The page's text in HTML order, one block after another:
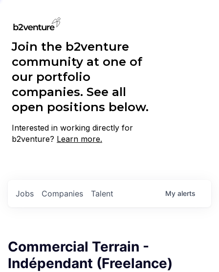
Join the b2venture
community at one of
our portfolio
companies. See all
open positions below.
Interested in working directly for
b2venture? Learn more.
Jobs Companies Talent My alerts
Commercial Terrain -
Indépendant (Freelance)